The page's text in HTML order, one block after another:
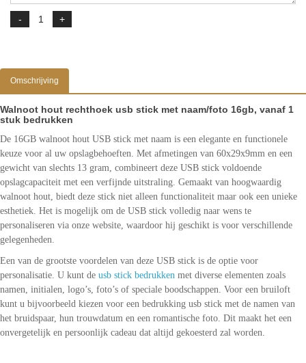
Omschrijving
Walnoot hout rechthoek usb stick met naam/foto 16gb, vanaf 1
stuk bedrukken
De 16GB walnoot hout USB stick met naam is een elegante en functionele
keuze voor al uw opslagbehoeften. Met afmetingen van 60x29x9mm en een
gewicht van slechts 13 gram, combineert deze USB stick voldoende
opslagcapaciteit met een verfijnde uitstraling. Gemaakt van hoogwaardig
walnoot hout, biedt deze stick niet alleen functionaliteit maar ook een unieke
esthetiek. Het is mogelijk om de USB stick volledig naar wens te
personaliseren via onze website, waardoor hij geschikt is voor verschillende
gelegenheden.
Een van de grootste voordelen van deze USB stick is de optie voor
personalisatie. U kunt de usb stick bedrukken met diverse elementen zoals
namen, initialen, logo’s, foto’s of speciale boodschappen. Voor een bruiloft
kunt u bijvoorbeeld kiezen voor een bedrukking usb stick met de namen van
het bruidspaar, hun trouwdatum en een romantische foto. Dit maakt het een
onvergetelijk en persoonlijk cadeau dat altijd gekoesterd zal worden.